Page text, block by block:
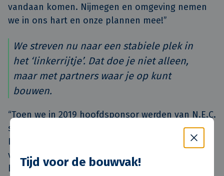
Tijd voor de bouwvak!
vandaan komen. Nijmegen en omgeving nemen
we in ons hart en onze plannen mee!”
We streven nu naar een stabiele plek in
het ‘linkerrijtje’. Dat doe je niet alleen,
maar met partners waar je op kunt
bouwen.
“Toen we in 2019 hoofdsponsor werden van N.E.C.
speelde de club nog in de middenmoot van de
Keuken Kampioen Divisie. N.E.C. blaakte echter
van ambitie en paste ook qua maatschappelijke
betrokkenheid goed bij KlokGroep. Die ambitie is